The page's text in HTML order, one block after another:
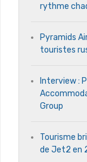
rythme
Pyramids
touristes
Interview :
Group
Tourisme
de Jet2 en